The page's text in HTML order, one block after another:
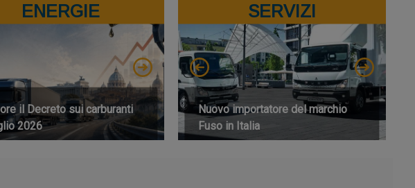
ENERGIE
il Decreto sui carburanti
2026
SERVIZI
Nuovo importatore del marchio
Fuso in Italia